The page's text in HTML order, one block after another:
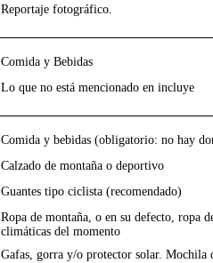
Reportaje fotográfico.
Comida y Bebidas
Lo que no está mencionado en incluye
Comida y bebidas (obligatorio: no hay
Calzado de montaña o deportivo
Guantes tipo ciclista (recomendado)
Ropa de montaña, o en su defecto, ropa
climáticas del momento
Gafas, gorra y/o protector solar. Mochila